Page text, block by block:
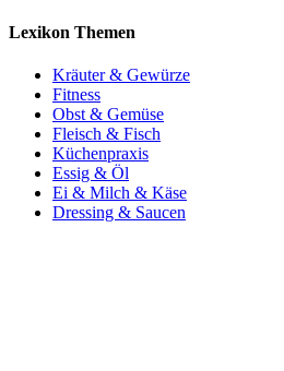
Lexikon Themen
Kräuter & Gewürze
Fitness
Obst & Gemüse
Fleisch & Fisch
Küchenpraxis
Essig & Öl
Ei & Milch & Käse
Dressing & Saucen